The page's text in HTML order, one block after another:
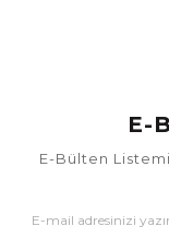
E-
E-Bülten